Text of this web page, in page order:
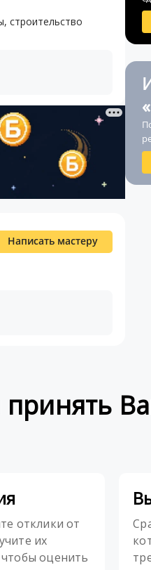
строительство
Написать мастеру
отклики от
их
оценить